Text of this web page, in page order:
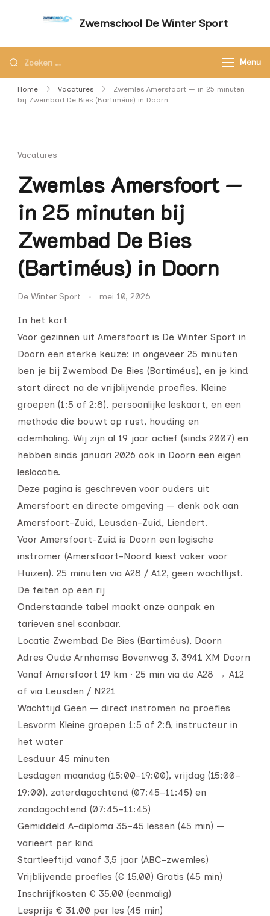
Zwemschool De Winter Sport
aandacht – Zwemschool De Winter Sport
Menu
Home Vacatures
Zwemles Amersfoort — in 25 minuten
bij Zwembad De Bies (Bartiméus) in Doorn
Vacatures
Zwemles Amersfoort —
in 25 minuten bij
Zwembad De Bies
(Bartiméus) in Doorn
De Winter Sport mei 10, 2026
In het kort
Voor gezinnen uit Amersfoort is De Winter Sport in
Doorn een sterke keuze: in ongeveer 25 minuten
ben je bij Zwembad De Bies (Bartiméus), en je kind
start direct na de vrijblijvende proefles. Kleine
groepen (1:5 of 2:8), persoonlijke leskaart, en een
methode die bouwt op rust, houding en
ademhaling. Wij zijn al 19 jaar actief (sinds 2007) en
hebben sinds januari 2026 ook in Doorn een eigen
leslocatie.
Deze pagina is geschreven voor ouders uit
Amersfoort en directe omgeving — denk ook aan
Amersfoort-Zuid, Leusden-Zuid, Liendert.
Voor Amersfoort-Zuid is Doorn een logische
instromer (Amersfoort-Noord kiest vaker voor
Huizen). 25 minuten via A28 / A12, geen wachtlijst.
De feiten op een rij
Onderstaande tabel maakt onze aanpak en
tarieven snel scanbaar.
Locatie Zwembad De Bies (Bartiméus), Doorn
Adres Oude Arnhemse Bovenweg 3, 3941 XM Doorn
Vanaf Amersfoort 19 km · 25 min via de A28 → A12
of via Leusden / N221
Wachttijd Geen — direct instromen na proefles
Lesvorm Kleine groepen 1:5 of 2:8, instructeur in
het water
Lesduur 45 minuten
Lesdagen maandag (15:00–19:00), vrijdag (15:00–
19:00), zaterdagochtend (07:45–11:45) en
zondagochtend (07:45–11:45)
Gemiddeld A-diploma 35–45 lessen (45 min) —
varieert per kind
Startleeftijd vanaf 3,5 jaar (ABC-zwemles)
Vrijblijvende proefles (€ 15,00) Gratis (45 min)
Inschrijfkosten € 35,00 (eenmalig)
Lesprijs € 31,00 per les (45 min)